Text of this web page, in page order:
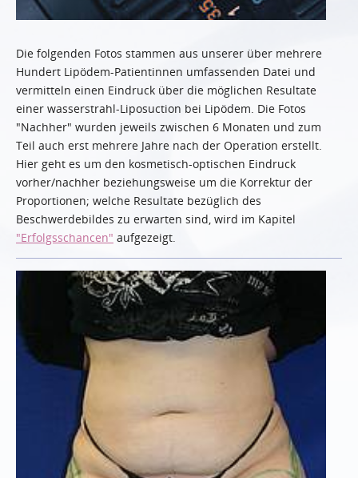
Die folgenden Fotos stammen aus unserer über mehrere
Hundert Lipödem-Patientinnen umfassenden Datei und
vermitteln einen Eindruck über die möglichen Resultate
einer wasserstrahl-Liposuction bei Lipödem. Die Fotos
"Nachher" wurden jeweils zwischen 6 Monaten und zum
Teil auch erst mehrere Jahre nach der Operation erstellt.
Hier geht es um den kosmetisch-optischen Eindruck
vorher/nachher beziehungsweise um die Korrektur der
Proportionen; welche Resultate bezüglich des
Beschwerdebildes zu erwarten sind, wird im Kapitel
"Erfolgsschancen" aufgezeigt.